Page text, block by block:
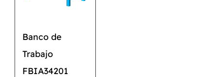
Banco de
Trabajo
FBIA34201